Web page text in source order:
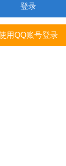
登录
用QQ账号登录